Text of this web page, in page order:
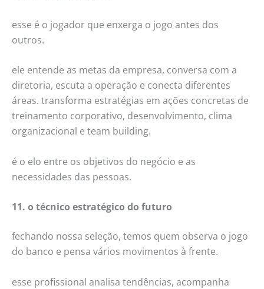
esse é o jogador que enxerga o jogo antes dos
outros.
ele entende as metas da empresa, conversa com a
diretoria, escuta a operação e conecta diferentes
áreas. transforma estratégias em ações concretas de
treinamento corporativo, desenvolvimento, clima
organizacional e team building.
é o elo entre os objetivos do negócio e as
necessidades das pessoas.
11. o técnico estratégico do futuro
fechando nossa seleção, temos quem observa o jogo
do banco e pensa vários movimentos à frente.
esse profissional analisa tendências, acompanha